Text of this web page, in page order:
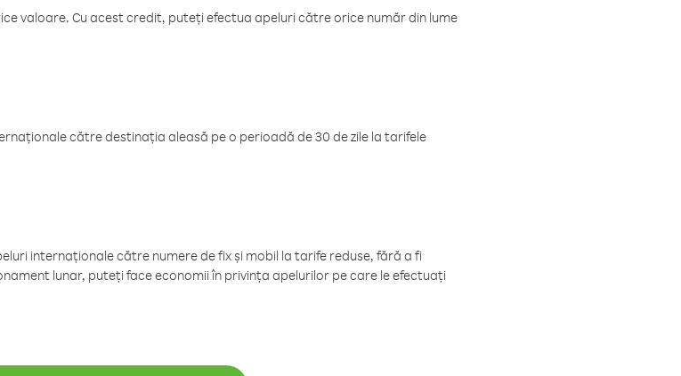
valoare. Cu acest credit, puteți efectua apeluri către orice număr din lume
către destinația aleasă pe o perioadă de 30 de zile la tarifele
internaționale către numere de fix și mobil la tarife reduse, fără a fi
lunar, puteți face economii în privința apelurilor pe care le efectuați